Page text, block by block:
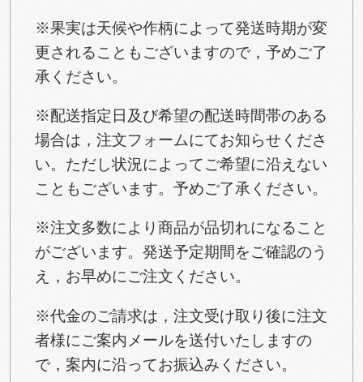
※果実は天候や作柄によって発送時期が変
更されることもございますので，予めご了
承ください。
※配送指定日及び希望の配送時間帯のある
場合は，注文フォームにてお知らせくださ
い。ただし状況によってご希望に沿えない
こともございます。予めご了承ください。
※注文多数により商品が品切れになること
がございます。発送予定期間をご確認のう
え，お早めにご注文ください。
※代金のご請求は，注文受け取り後に注文
者様にご案内メールを送付いたしますの
で，案内に沿ってお振込みください。